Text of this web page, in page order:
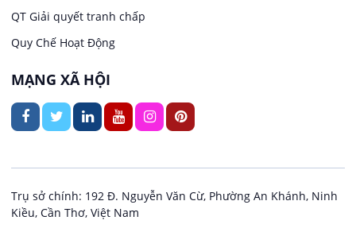
Ngân hàng
Nhà hàng / Khách sạn
Thủy Sản
Việc làm tại Thuận Hưng
Việc làm tại Vị Thanh
Việc làm tại Long Phú 1
QT Giải quyết tranh chấp
Quy Chế Hoạt Động
MẠNG XÃ HỘI
Trụ sở chính: 192 Đ. Nguyễn Văn Cừ, Phường An Khánh, Ninh
Kiều, Cần Thơ, Việt Nam